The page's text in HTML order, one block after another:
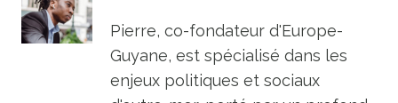
Pierre, co-fondateur d'Europe-
Guyane, est spécialisé dans les
enjeux politiques et sociaux